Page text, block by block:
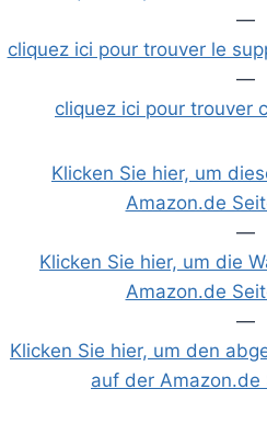
—
cliquez ici pour trouver le
—
cliquez ici pour trouver
Klicken Sie hier, um
Amazon.de
—
Klicken Sie hier, um die
Amazon.de
—
Klicken Sie hier, um den
auf der Amazon.de